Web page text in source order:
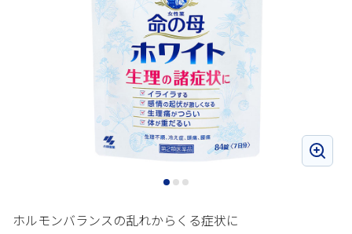
ホルモンバランスの乱れからくる症状に